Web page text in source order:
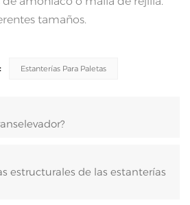
tamaños.
Estanterías Para Paletas
estructurales de las estanterías